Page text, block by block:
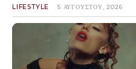
LIFESTYLE 5 ΑΥΓΟΎΣΤΟΥ, 2026